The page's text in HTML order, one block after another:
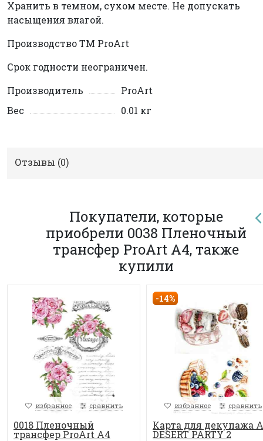
Хранить в темном, сухом месте. Не допускать
насыщения влагой.
Производство ТМ ProArt
Срок годности неограничен.
Производитель
ProArt
Вес
0.01 кг
Отзывы (0)
Покупатели, которые
приобрели 0038 Пленочный
трансфер ProArt А4, также
купили
избранное сравнить
0018 Пленочный
трансфер ProArt А4
-14%
избранное сравнить
Карта для декупажа
DESERT PARTY 2